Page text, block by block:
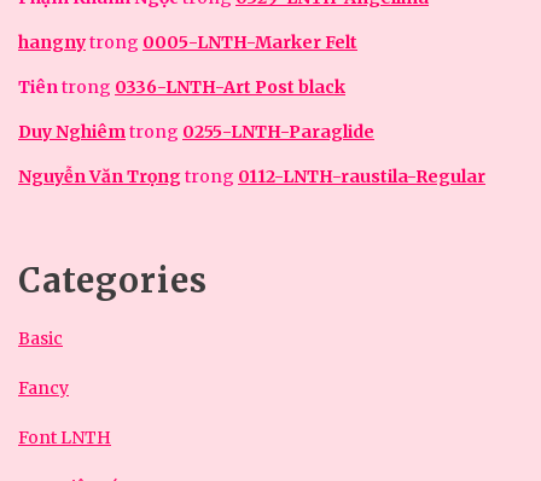
hangnytrong 0005-LNTH-Marker Felt
Tiêntrong 0336-LNTH-Art Post black
Duy Nghiêmtrong 0255-LNTH-Paraglide
Nguyễn Văn Trọngtrong 0112-LNTH-raustila-Regular
Categories
Basic
Fancy
Font LNTH